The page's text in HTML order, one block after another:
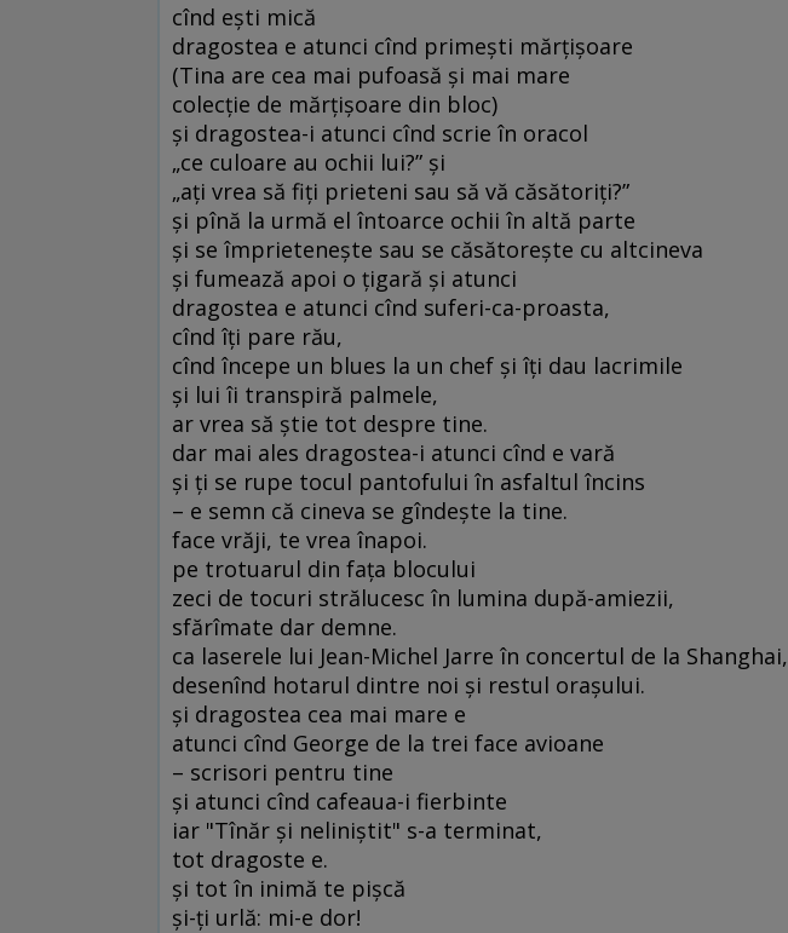
cînd eşti mică
dragostea e atunci cînd primeşti mărţişoare
(Tina are cea mai pufoasă şi mai mare
colecţie de mărţişoare din bloc)
şi dragostea-i atunci cînd scrie în oracol
„ce culoare au ochii lui?” şi
„aţi vrea să fiţi prieteni sau să vă căsătoriţi?”
şi pînă la urmă el întoarce ochii în altă parte
şi se împrieteneşte sau se căsătoreşte cu altcineva
şi fumează apoi o ţigară şi atunci
dragostea e atunci cînd suferi-ca-proasta,
cînd îţi pare rău,
cînd începe un blues la un chef şi îţi dau lacrimile
şi lui îi transpiră palmele,
ar vrea să ştie tot despre tine.
dar mai ales dragostea-i atunci cînd e vară
şi ţi se rupe tocul pantofului în asfaltul încins
– e semn că cineva se gîndeşte la tine.
face vrăji, te vrea înapoi.
pe trotuarul din faţa blocului
zeci de tocuri strălucesc în lumina după-amiezii,
sfărîmate dar demne.
ca laserele lui Jean-Michel Jarre în concertul de la Shanghai,
desenînd hotarul dintre noi şi restul oraşului.
şi dragostea cea mai mare e
atunci cînd George de la trei face avioane
– scrisori pentru tine
şi atunci cînd cafeaua-i fierbinte
iar "Tînăr şi neliniştit" s-a terminat,
tot dragoste e.
şi tot în inimă te pişcă
şi-ţi urlă: mi-e dor!